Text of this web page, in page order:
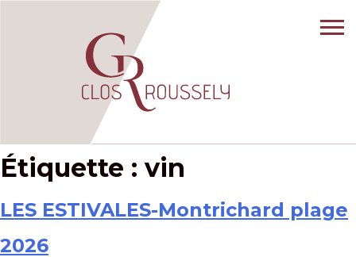
Étiquette : vin
LES ESTIVALES-Montrichard plage
2026